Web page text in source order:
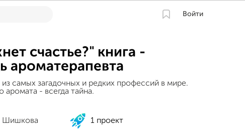
Войти
счастье?" книга -
ароматерапевта
из самых загадочных и редких профессий в мире.
аромата - всегда тайна.
Шишкова 1 проект